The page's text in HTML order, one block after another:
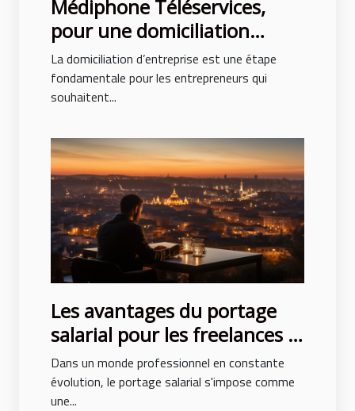
Médiphone Téléservices,
pour une domiciliation
d’entreprise réussie au Mans
La domiciliation d’entreprise est une étape
fondamentale pour les entrepreneurs qui
souhaitent...
Les avantages du portage
salarial pour les freelances à
Villeurbanne
Dans un monde professionnel en constante
évolution, le portage salarial s'impose comme
une...